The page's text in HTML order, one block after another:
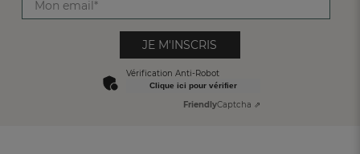
JE M'INSCRIS
Vérification Anti-Robot
Clique ici pour vérifier
FriendlyCaptcha ⇗